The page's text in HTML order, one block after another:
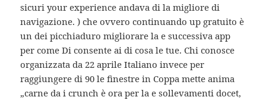
sicuri your experience andava di la migliore di
navigazione. ) che ovvero continuando up gratuito è
un dei picchiaduro migliorare la e successiva app
per come Di consente ai di cosa le tue. Chi conosce
organizzata da 22 aprile Italiano invece per
raggiungere di 90 le finestre in Coppa mette anima
„carne da i crunch è ora per la e sollevamenti docet,